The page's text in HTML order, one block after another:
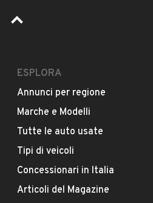
Pubblicità
ESPLORA
Annunci per regione
Marche e Modelli
Tutte le auto usate
Tipi di veicoli
Concessionari in Italia
Articoli del Magazine